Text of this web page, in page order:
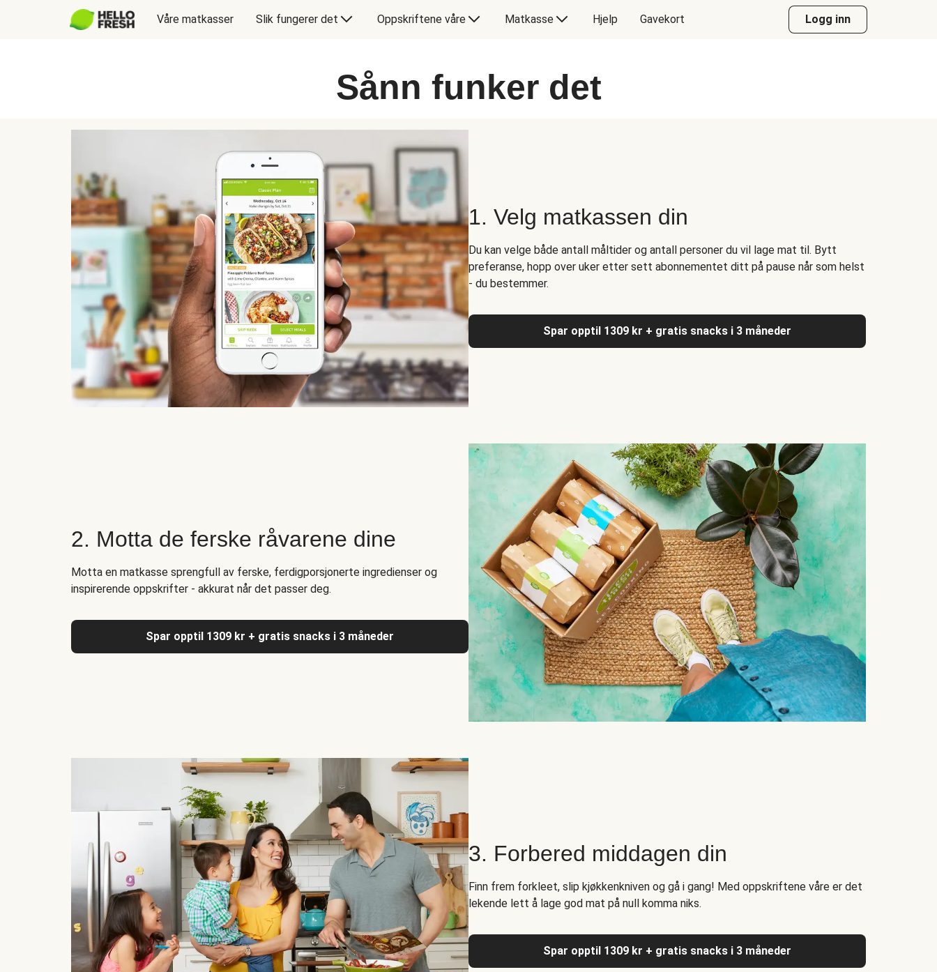
Våre matkasser Slik fungerer det Oppskriftene våre Matkasse Hjelp Gavekort Logg inn
Sånn funker det
1. Velg matkassen din
Du kan velge både antall måltider og antall personer du vil lage mat til. Bytt
preferanse, hopp over uker etter sett abonnementet ditt på pause når som helst
- du bestemmer.
Spar opptil 1309 kr + gratis snacks i 3 måneder
2. Motta de ferske råvarene dine
Motta en matkasse sprengfull av ferske, ferdigporsjonerte ingredienser og
inspirerende oppskrifter - akkurat når det passer deg.
Spar opptil 1309 kr + gratis snacks i 3 måneder
3. Forbered middagen din
Finn frem forkleet, slip kjøkkenkniven og gå i gang! Med oppskriftene våre er det
lekende lett å lage god mat på null komma niks.
Spar opptil 1309 kr + gratis snacks i 3 måneder